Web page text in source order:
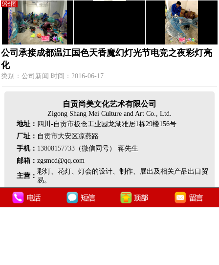
9张图
公司承接成都温江国色天香魔幻灯光节电竞之夜彩灯亮
化
类别：公司新闻 时间：2016-06-17
自贡尚美文化艺术有限公司
Zigong Shang Mei Culture and Art Co., Ltd.
地址： 四川-自贡市板仓工业园龙湖雅居1栋29楼156号
厂址： 自贡市大安区凉燕路
手机： 13808157733（微信同号） 蒋先生
邮箱： zgsmcd@qq.com
主营：
彩灯、花灯、灯会的设计、制作、展出及相关产品出口贸
易。